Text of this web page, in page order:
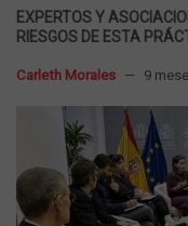
EXPERTOS Y
RIESGOS DE ESTA
Carleth Morales 9